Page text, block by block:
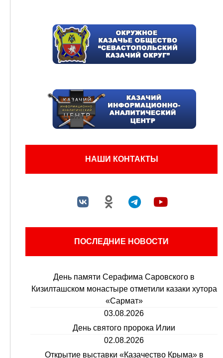
НАШИ КОНТАКТЫ
ПОСЛЕДНИЕ НОВОСТИ
День памяти Серафима Саровского в
Кизилташском монастыре отметили казаки хутора
«Сармат»
03.08.2026
День святого пророка Илии
02.08.2026
Открытие выставки «Казачество Крыма» в